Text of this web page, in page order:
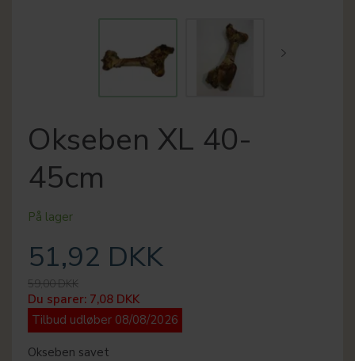
Okseben XL 40-
45cm
På lager
51,92 DKK
59,00 DKK
Du sparer: 7,08 DKK
Tilbud udløber 08/08/2026
Okseben savet